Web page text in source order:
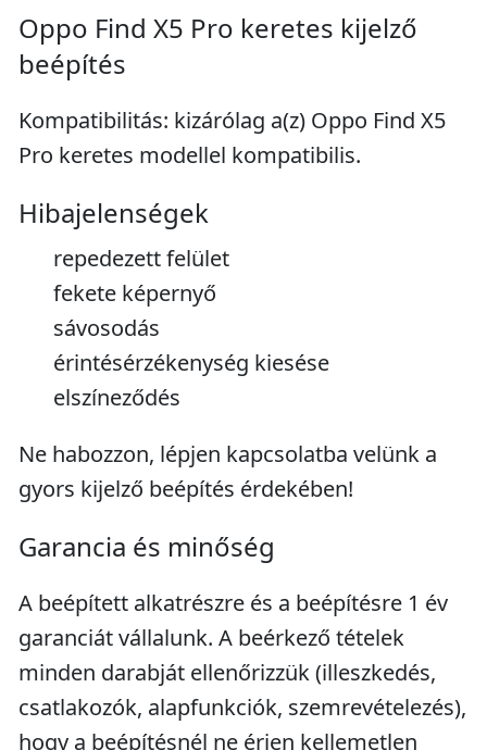
Oppo Find X5 Pro keretes kijelző
beépítés
Kompatibilitás: kizárólag a(z) Oppo Find X5
Pro keretes modellel kompatibilis.
Hibajelenségek
repedezett felület
fekete képernyő
sávosodás
érintésérzékenység kiesése
elszíneződés
Ne habozzon, lépjen kapcsolatba velünk a
gyors kijelző beépítés érdekében!
Garancia és minőség
A beépített alkatrészre és a beépítésre 1 év
garanciát vállalunk. A beérkező tételek
minden darabját ellenőrizzük (illeszkedés,
csatlakozók, alapfunkciók, szemrevételezés),
hogy a beépítésnél ne érjen kellemetlen